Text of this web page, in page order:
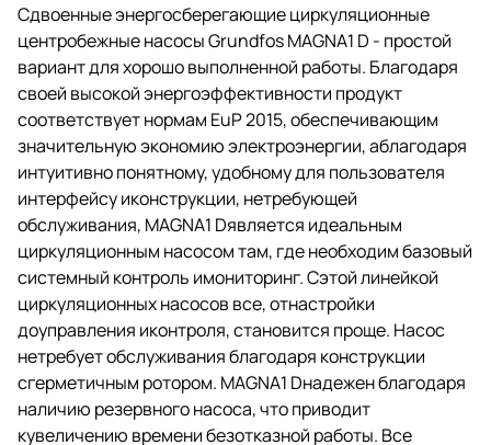
Сдвоенные энергосберегающие циркуляционные
центробежные насосы Grundfos MAGNA1 D - простой
вариант для хорошо выполненной работы. Благодаря
своей высокой энергоэффективности продукт
соответствует нормам EuP 2015, обеспечивающим
значительную экономию электроэнергии, аблагодаря
интуитивно понятному, удобному для пользователя
интерфейсу иконструкции, нетребующей
обслуживания, MAGNA1 Dявляется идеальным
циркуляционным насосом там, где необходим базовый
системный контроль имониторинг. Сэтой линейкой
циркуляционных насосов все, отнастройки
доуправления иконтроля, становится проще. Насос
нетребует обслуживания благодаря конструкции
сгерметичным ротором. MAGNA1 Dнадежен благодаря
наличию резервного насоса, что приводит
кувеличению времени безотказной работы. Все